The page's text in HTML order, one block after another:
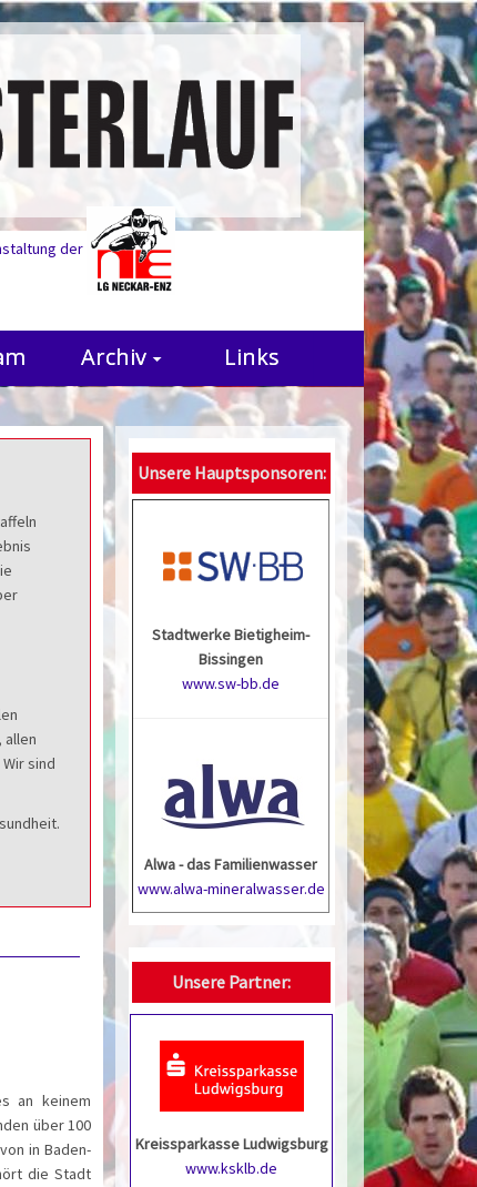
der
Archiv Links
allen
sind
an keinem
über 100
in Baden-
die Stadt
Unsere Hauptsponsoren:
Stadtwerke Bietigheim-
Bissingen
www.sw-bb.de
Alwa - das Familienwasser
www.alwa-mineralwasser.de
Unsere Partner:
Kreissparkasse Ludwigsburg
www.ksklb.de